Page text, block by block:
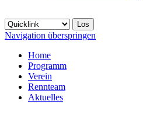
Navigation überspringen
Home
Programm
Verein
Rennteam
Aktuelles